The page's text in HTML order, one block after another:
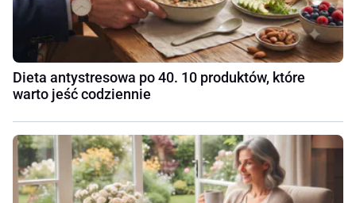
Dieta antystresowa po 40. 10 produktów, które
warto jeść codziennie